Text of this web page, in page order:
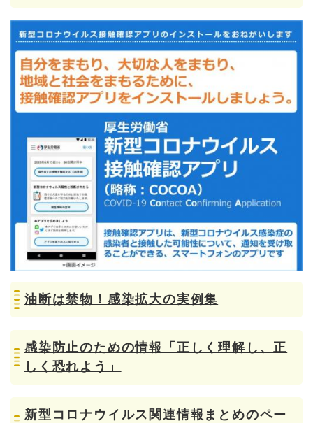
油断は禁物！感染拡大の実例集
感染防止のための情報「正しく理解し、正
しく恐れよう」
新型コロナウイルス関連情報まとめのペー